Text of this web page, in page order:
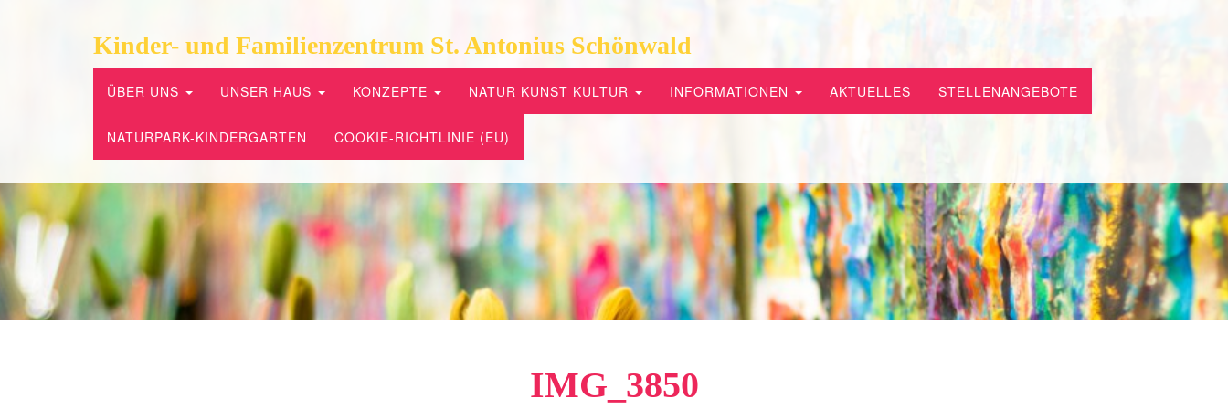
Kinder- und Familienzentrum St. Antonius Schönwald
ÜBER UNS UNSER HAUS KONZEPTE NATUR KUNST KULTUR INFORMATIONEN AKTUELLES STELLENANGEBOTE
NATURPARK-KINDERGARTEN COOKIE-RICHTLINIE (EU)
IMG_3850